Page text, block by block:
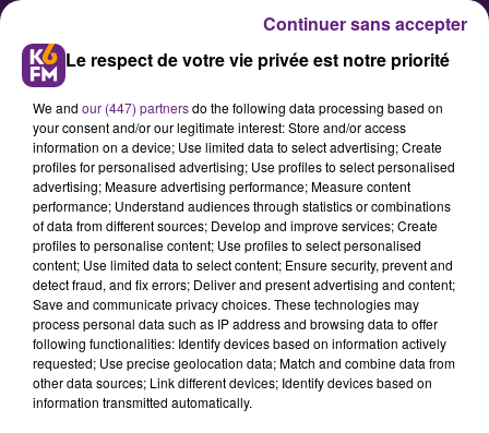
DFCO : seul Lees-Melou manque
à l'appel pour affronter Créteil
L'entraineur du Dijon Football Côte-
d'Or Olivier Dall'Oglio peut compter
sur un effectif quasi au complet
pour affronter Créteil ce vendredi
Le respect de votre vie privée est notre priorité
We and our (447) partnersdo the following data processing based on
your consent and/or our legitimate interest: Store and/or access
information on a device; Use limited data to select advertising; Create
profiles for personalised advertising; Use profiles to select personalised
advertising; Measure advertising performance; Measure content
performance; Understand audiences through statistics or combinations
of data from different sources; Develop and improve services; Create
profiles to personalise content; Use profiles to select personalised
content; Use limited data to select content; Ensure security, prevent and
detect fraud, and fix errors; Deliver and present advertising and content;
Save and communicate privacy choices. These technologies may
process personal data such as IP address and browsing data to offer
following functionalities: Identify devices based on information actively
requested; Use precise geolocation data; Match and combine data from
other data sources; Link different devices; Identify devices based on
information transmitted automatically.
Continuer sans accepter